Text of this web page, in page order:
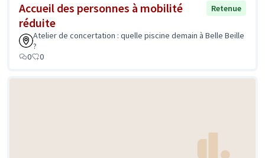
Accueil des personnes à mobilité
réduite
Retenue
Atelier de concertation : quelle piscine demain à Belle Beille
?
0
0